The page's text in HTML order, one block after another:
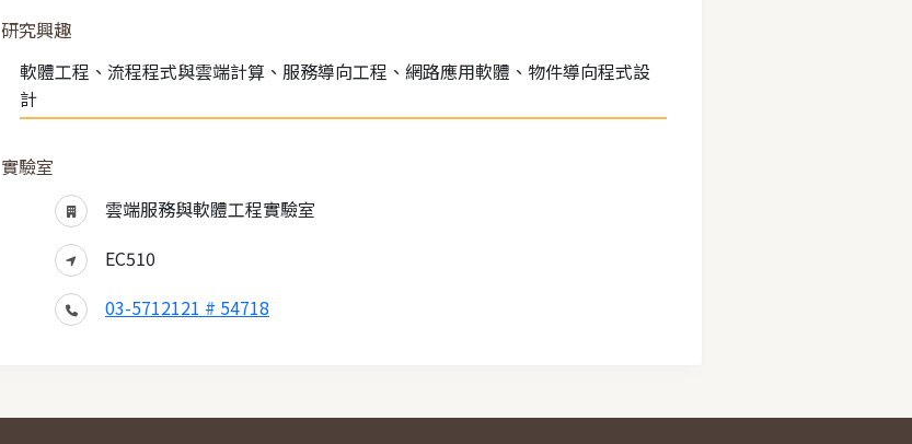
研究興趣
軟體工程、流程程式與雲端計算、服務導向工程、網路應用軟體、物件導向程式設
計
實驗室
雲端服務與軟體工程實驗室
EC510
03-5712121 # 54718